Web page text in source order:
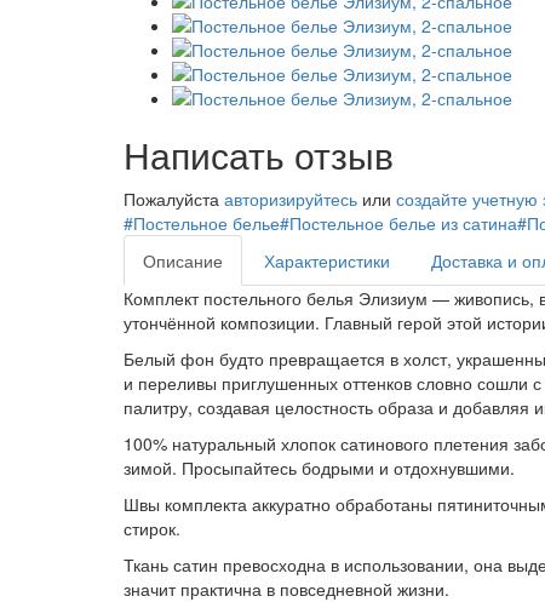
Написать отзыв
Пожалуйста авторизируйтесь или создайте учетную
#Постельное белье#Постельное белье из сатина
Описание
Характеристики Доставка и
Комплект постельного белья Элизиум — живопись,
утончённой композиции. Главный герой этой
Белый фон будто превращается в холст,
и переливы приглушенных оттенков словно сошли
палитру, создавая целостность образа и
100% натуральный хлопок сатинового плетения
зимой. Просыпайтесь бодрыми и отдохнувшими.
Швы комплекта аккуратно обработаны
стирок.
Ткань сатин превосходна в использовании, она
значит практична в повседневной жизни.